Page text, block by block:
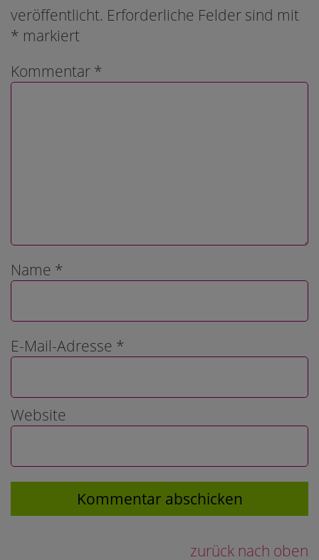
veröffentlicht. Erforderliche Felder sind mit
* markiert
Kommentar *
Name *
E-Mail-Adresse *
Website
zurück nach oben